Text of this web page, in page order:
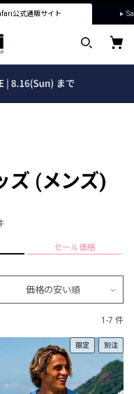
公式通販サイト
ズ (メンズ)
セール価格
価格の安い順
1-7 件
限定 別注